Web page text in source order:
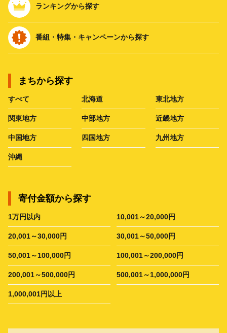
ランキングから探す
番組・特集・キャンペーンから探す
まちから探す
すべて 北海道 東北地方
関東地方 中部地方 近畿地方
中国地方 四国地方 九州地方
沖縄
寄付金額から探す
1万円以内 10,001～20,000円
20,001～30,000円 30,001～50,000円
50,001～100,000円 100,001～200,000円
200,001～500,000円 500,001～1,000,000円
1,000,001円以上